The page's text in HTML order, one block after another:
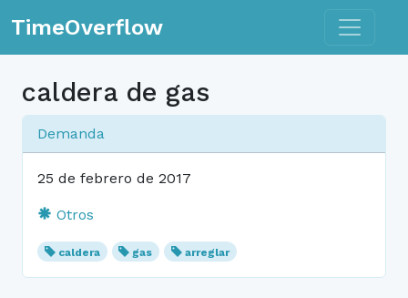
TimeOverflow Toggle
caldera de gas
Demanda
25 de febrero de 2017
Otros
caldera gas arreglar